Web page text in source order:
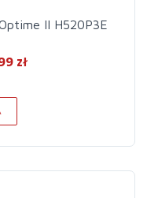
II H520P3E
zł